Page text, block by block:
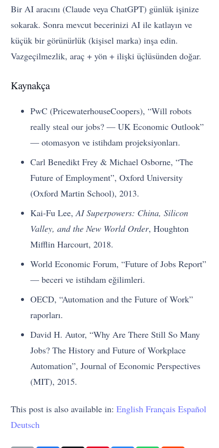
Bir AI aracını (Claude veya ChatGPT) günlük işinize
sokarak. Sonra mevcut becerinizi AI ile katlayın ve
küçük bir görünürlük (kişisel marka) inşa edin.
Vazgeçilmezlik, araç + yön + ilişki üçlüsünden doğar.
Kaynakça
PwC (PricewaterhouseCoopers), “Will robots
really steal our jobs? — UK Economic Outlook”
— otomasyon ve istihdam projeksiyonları.
Carl Benedikt Frey & Michael Osborne, “The
Future of Employment”, Oxford University
(Oxford Martin School), 2013.
Kai-Fu Lee,AI Superpowers: China, Silicon
Valley, and the New World Order, Houghton
Mifflin Harcourt, 2018.
World Economic Forum, “Future of Jobs Report”
— beceri ve istihdam eğilimleri.
OECD, “Automation and the Future of Work”
raporları.
David H. Autor, “Why Are There Still So Many
Jobs? The History and Future of Workplace
Automation”, Journal of Economic Perspectives
(MIT), 2015.
This post is also available in:English Français Español
Deutsch